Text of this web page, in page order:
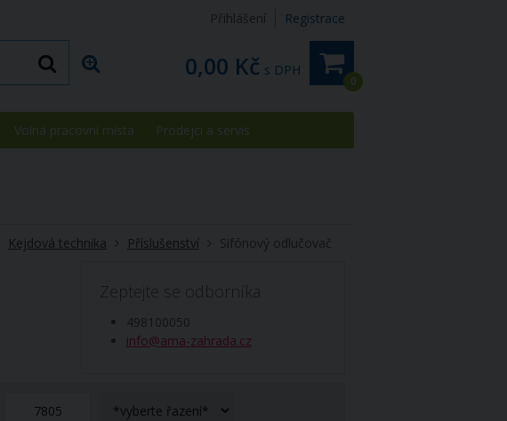
Přihlášení Registrace
0
0,00 Kč s DPH
Volná pracovní místa Prodejci a servis
Kejdová technika Příslušenství Sifónový odlučovač
Zeptejte se odborníka
498100050
info@ama-zahrada.cz